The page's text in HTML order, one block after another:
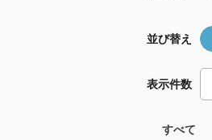
並び替え
表示件数
すべて